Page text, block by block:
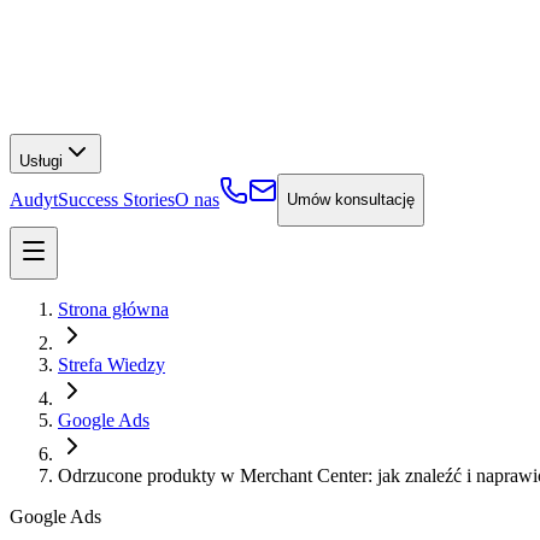
Usługi
AudytSuccess StoriesO nas Umów konsultację
Strona główna
Strefa Wiedzy
Google Ads
Odrzucone produkty w Merchant Center: jak znaleźć i
Google Ads